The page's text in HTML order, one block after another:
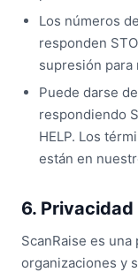
Los números
responden
supresión para
Puede darse
respondiendo
HELP. Los
están en
6. Privacidad
ScanRaise es
organizaciones y